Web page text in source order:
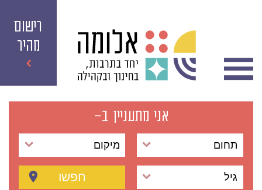
רישום
מהיר
אני מתעניין ב-
תחום מיקום
גיל חפשו